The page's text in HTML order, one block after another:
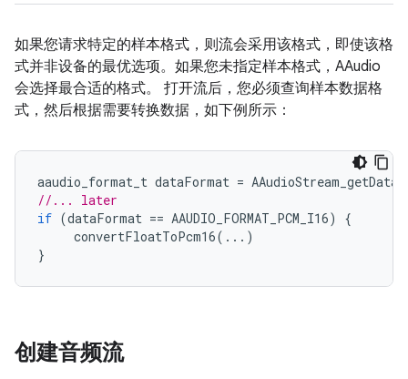
如果您请求特定的样本格式，则流会采用该格式，即使该格
式并非设备的最优选项。如果您未指定样本格式，AAudio
会选择最合适的格式。 打开流后，您必须查询样本数据格
式，然后根据需要转换数据，如下例所示：
aaudio_format_t dataFormat =
//... later
if (dataFormat == AAUDIO_FORMAT_PCM_I16)
{
convertFloatToPcm16(...)
}
创建音频流